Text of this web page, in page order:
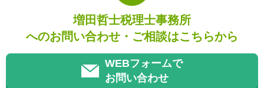
増田哲士税理士事務所
へのお問い合わせ・ご相談はこちらから
WEBフォームで
お問い合わせ